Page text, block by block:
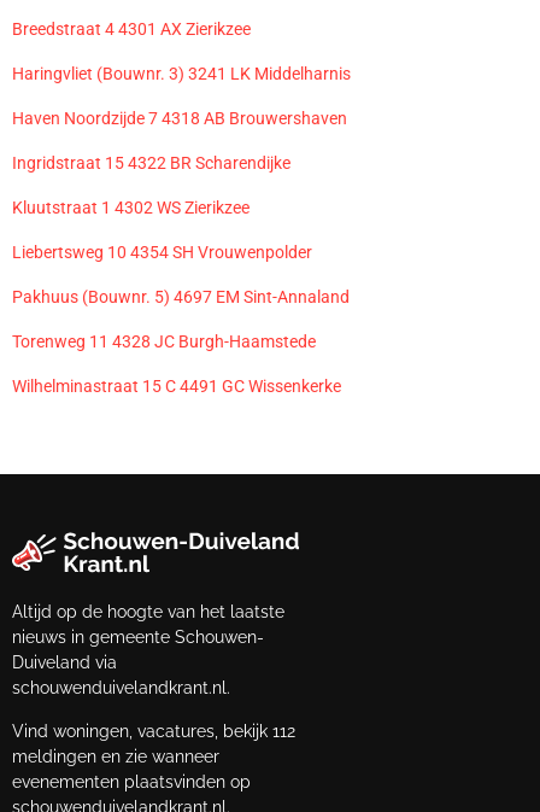
Breedstraat 4 4301 AX Zierikzee
Haringvliet (Bouwnr. 3) 3241 LK Middelharnis
Haven Noordzijde 7 4318 AB Brouwershaven
Ingridstraat 15 4322 BR Scharendijke
Kluutstraat 1 4302 WS Zierikzee
Liebertsweg 10 4354 SH Vrouwenpolder
Pakhuus (Bouwnr. 5) 4697 EM Sint-Annaland
Torenweg 11 4328 JC Burgh-Haamstede
Wilhelminastraat 15 C 4491 GC Wissenkerke
Altijd op de hoogte van het laatste
nieuws in gemeente Schouwen-
Duiveland via
schouwenduivelandkrant.nl.
Vind woningen, vacatures, bekijk 112
meldingen en zie wanneer
evenementen plaatsvinden op
schouwenduivelandkrant.nl.